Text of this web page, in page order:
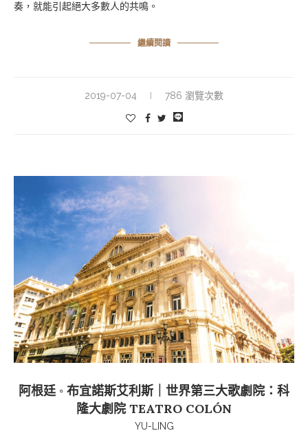
奏，就能引起絕大多數人的共鳴。
繼續閱讀
2019-07-04 786 瀏覽次數
阿根廷 ◦ 布宜諾斯艾利斯｜世界第三大歌劇院：科
隆大劇院 TEATRO COLÓN
YU-LING